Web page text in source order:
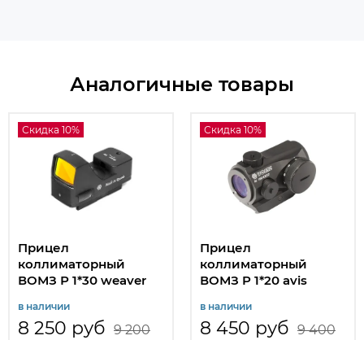
Аналогичные товары
Скидка 10%
Прицел
коллиматорный
ВОМЗ Р 1*30 weaver
в наличии
8 250 руб 9 200
Скидка 10%
Прицел
коллиматорный
ВОМЗ P 1*20 avis
в наличии
8 450 руб 9 400